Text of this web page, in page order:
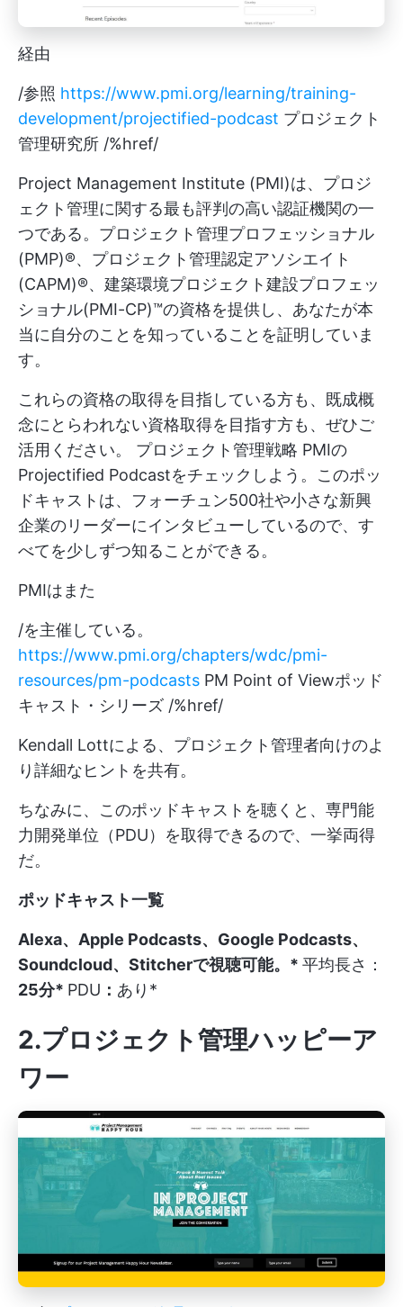
経由
/参照 https://www.pmi.org/learning/training-
development/projectified-podcast プロジェクト
管理研究所 /%href/
Project Management Institute (PMI)は、プロジ
ェクト管理に関する最も評判の高い認証機関の一
つである。プロジェクト管理プロフェッショナル
(PMP)®、プロジェクト管理認定アソシエイト
(CAPM)®、建築環境プロジェクト建設プロフェッ
ショナル(PMI-CP)™の資格を提供し、あなたが本
当に自分のことを知っていることを証明していま
す。
これらの資格の取得を目指している方も、既成概
念にとらわれない資格取得を目指す方も、ぜひご
活用ください。 プロジェクト管理戦略 PMIの
Projectified Podcastをチェックしよう。このポッ
ドキャストは、フォーチュン500社や小さな新興
企業のリーダーにインタビューしているので、す
べてを少しずつ知ることができる。
PMIはまた
/を主催している。
https://www.pmi.org/chapters/wdc/pmi-
resources/pm-podcasts PM Point of Viewポッド
キャスト・シリーズ /%href/
Kendall Lottによる、プロジェクト管理者向けのよ
り詳細なヒントを共有。
ちなみに、このポッドキャストを聴くと、専門能
力開発単位（PDU）を取得できるので、一挙両得
だ。
ポッドキャスト一覧
Alexa、Apple Podcasts、Google Podcasts、
Soundcloud、Stitcherで視聴可能。* 平均長さ：
25分* PDU ： あり*
2.プロジェクト管理ハッピーア
ワー